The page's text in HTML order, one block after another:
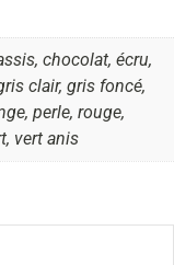
chocolat, écru,
clair, gris foncé,
perle, rouge,
vert anis